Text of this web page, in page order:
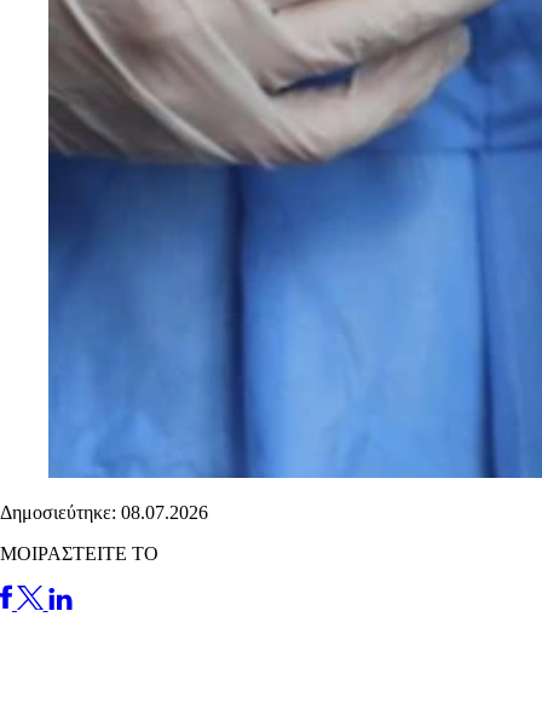
Δημοσιεύτηκε: 08.07.2026
ΜΟΙΡΑΣΤΕΙΤΕ ΤΟ